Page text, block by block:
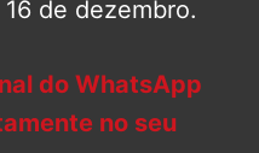
de dezembro.
do WhatsApp
no seu